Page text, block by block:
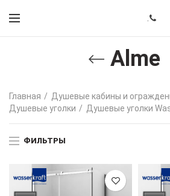
Alme
Главная
Душевые кабины и
Душевые уголки
Душевые уголки
ФИЛЬТРЫ